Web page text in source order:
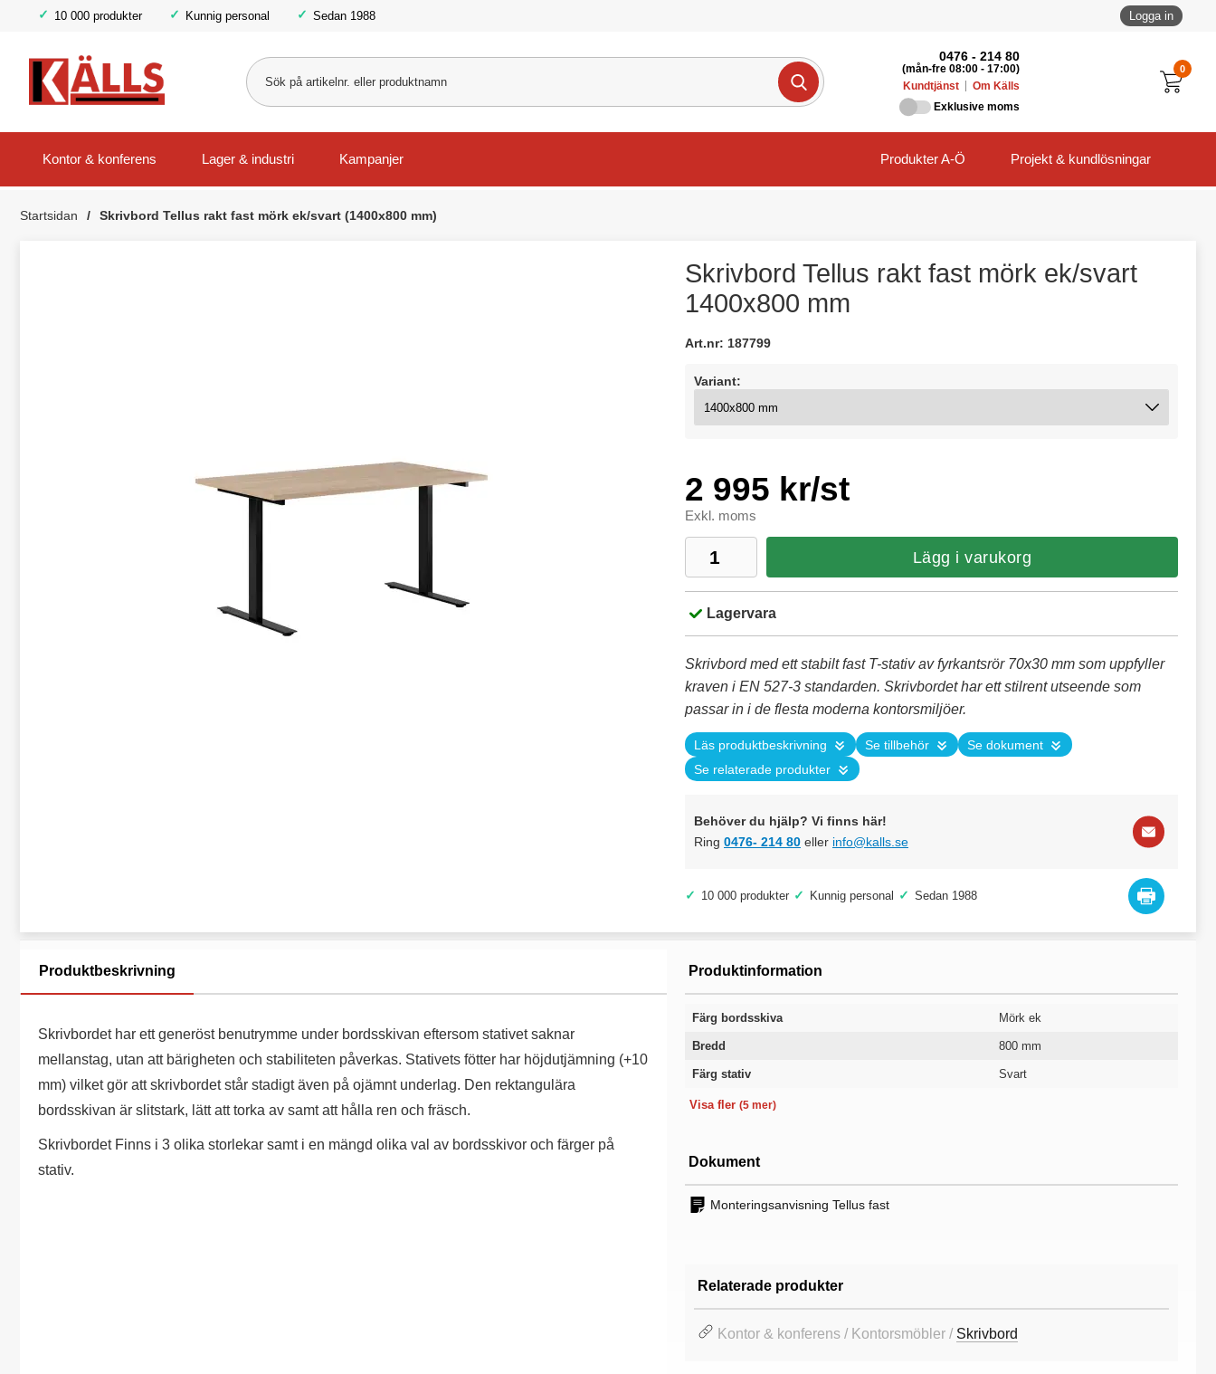
10 000 produkter Kunnig personal Sedan 1988 Logga in
0
0476 - 214 80
(mån-fre 08:00 - 17:00)
Kundtjänst
Om Källs
Exklusive moms
Kontor & konferens Lager & industri Kampanjer Produkter A-Ö Projekt & kundlösningar
Startsidan Skrivbord Tellus rakt fast mörk ek/svart (1400x800 mm)
Skrivbord Tellus rakt fast mörk ek/svart
1400x800 mm
Art.nr: 187799
Variant:
2 995 kr/st
Exkl. moms
Lägg i varukorg
Lagervara
Skrivbord med ett stabilt fast T-stativ av fyrkantsrör 70x30 mm som uppfyller
kraven i EN 527-3 standarden. Skrivbordet har ett stilrent utseende som
passar in i de flesta moderna kontorsmiljöer.
Läs produktbeskrivning Se tillbehör
Se dokument
Se relaterade produkter
Behöver du hjälp? Vi finns här!
Ring 0476- 214 80 eller info@kalls.se
✓ 10 000 produkter ✓ Kunnig personal ✓ Sedan 1988
Produktbeskrivning
Skrivbordet har ett generöst benutrymme under bordsskivan eftersom stativet saknar
mellanstag, utan att bärigheten och stabiliteten påverkas. Stativets fötter har höjdutjämning (+10
mm) vilket gör att skrivbordet står stadigt även på ojämnt underlag. Den rektangulära
bordsskivan är slitstark, lätt att torka av samt att hålla ren och fräsch.
Skrivbordet Finns i 3 olika storlekar samt i en mängd olika val av bordsskivor och färger på
stativ.
Produktinformation
Färg bordsskiva Mörk ek
Bredd 800 mm
Färg stativ
Svart
Visa fler (5 mer)
Dokument
Monteringsanvisning Tellus fast
Relaterade produkter
Kontor & konferens / Kontorsmöbler / Skrivbord